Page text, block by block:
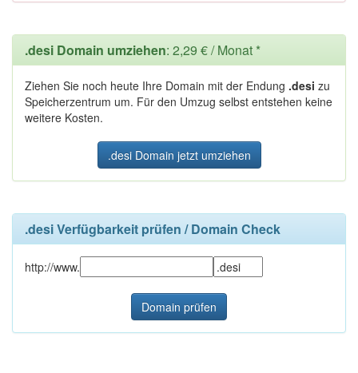
.desi Domain umziehen: 2,29 € / Monat *
Ziehen Sie noch heute Ihre Domain mit der Endung .desi zu
Speicherzentrum um. Für den Umzug selbst entstehen keine
weitere Kosten.
.desi Domain jetzt umziehen
.desi Verfügbarkeit prüfen / Domain Check
http://www.